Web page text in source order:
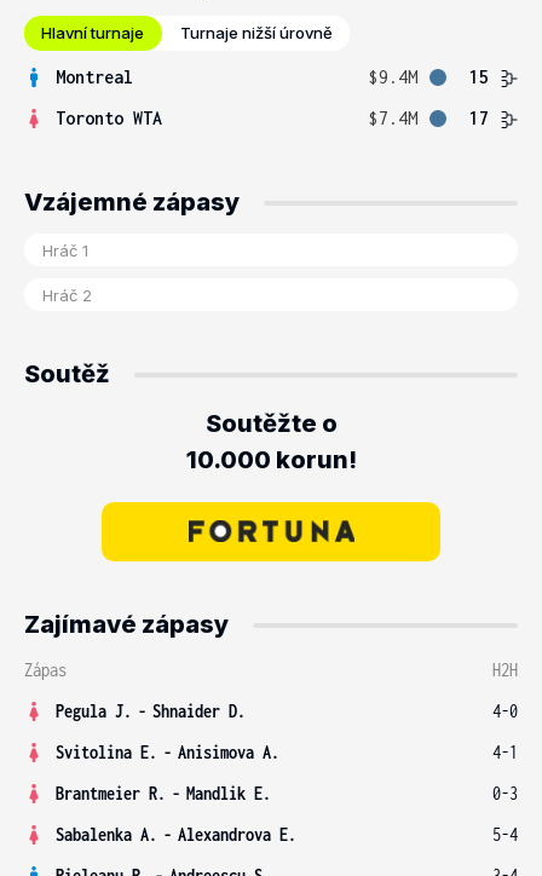
Hlavní turnaje Turnaje nižší úrovně
Montreal $9.4M
15
Toronto WTA
$7.4M 17
Vzájemné zápasy
Soutěž
Soutěžte o
10.000 korun!
Zajímavé zápasy
Zápas
H2H
Pegula J. - Shnaider D.
4-0
Svitolina E. - Anisimova A.
4-1
Brantmeier R. - Mandlik E.
0-3
Sabalenka A. - Alexandrova E.
5-4